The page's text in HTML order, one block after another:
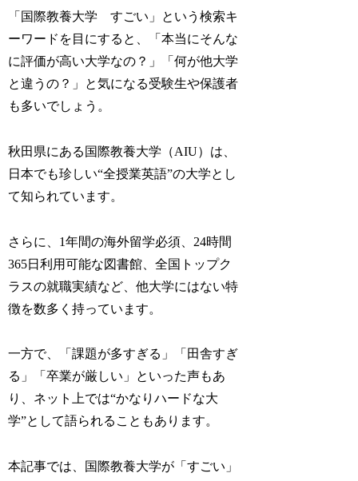
「国際教養大学 すごい」という検索キ
ーワードを目にすると、「本当にそんな
に評価が高い大学なの？」「何が他大学
と違うの？」と気になる受験生や保護者
も多いでしょう。
秋田県にある国際教養大学（AIU）は、
日本でも珍しい“全授業英語”の大学とし
て知られています。
さらに、1年間の海外留学必須、24時間
365日利用可能な図書館、全国トップク
ラスの就職実績など、他大学にはない特
徴を数多く持っています。
一方で、「課題が多すぎる」「田舎すぎ
る」「卒業が厳しい」といった声もあ
り、ネット上では“かなりハードな大
学”として語られることもあります。
本記事では、国際教養大学が「すごい」